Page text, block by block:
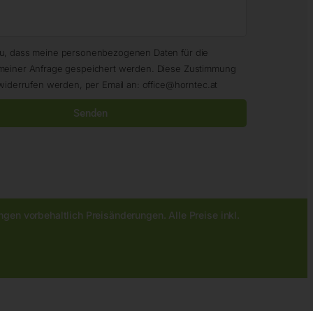
dass meine personenbezogenen Daten für die
Anfrage gespeichert werden. Diese Zustimmung
werden, per Email an: office@horntec.at
Senden
vorbehaltlich Preisänderungen. Alle Preise inkl.